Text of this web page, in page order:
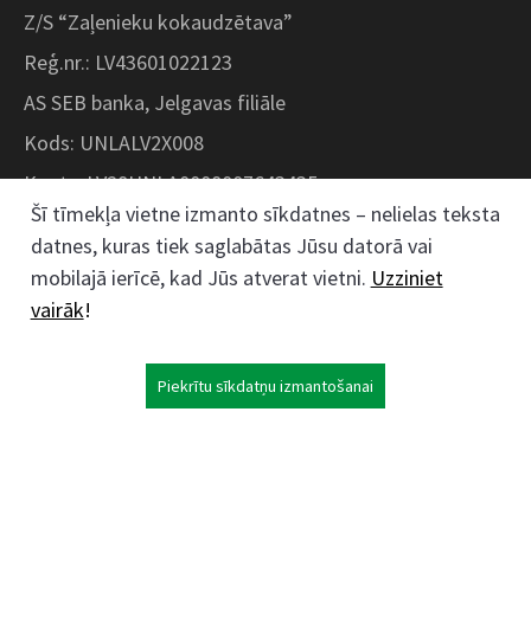
Z/S “Zaļenieku kokaudzētava”
Reģ.nr.: LV43601022123
AS SEB banka, Jelgavas filiāle
Kods: UNLALV2X008
Konts: LV28UNLA0008007643435
Kokaudzētavas iela 1, Zaļenieki, Zaļenieku
pagasts, Jelgavas novads, LV- 3011, Latvija
Šī tīmekļa vietne izmanto sīkdatnes – nelielas teksta
datnes, kuras tiek saglabātas Jūsu datorā vai
mobilajā ierīcē, kad Jūs atverat vietni. Uzziniet
vairāk!
Piekrītu sīkdatņu izmantošanai